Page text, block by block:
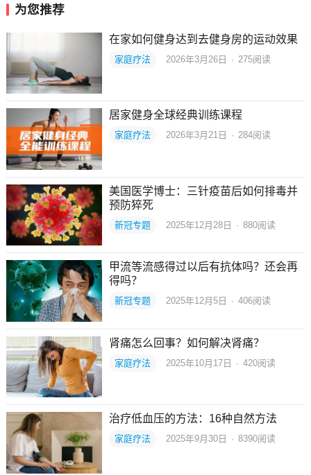
为您推荐
在家如何健身达到去健身房的运动效果
家庭疗法 2026年3月26日 · 275阅读
居家健身全球经典训练课程
家庭疗法 2026年3月21日 · 284阅读
美国医学博士：三针疫苗后如何排毒并
预防猝死
新冠专题 2025年12月28日 · 880阅读
甲流等流感得过以后有抗体吗？还会再
得吗？
新冠专题 2025年12月5日 · 406阅读
肾痛怎么回事？如何解决肾痛？
家庭疗法 2025年10月17日 · 420阅读
治疗低血压的方法：16种自然方法
家庭疗法 2025年9月30日 · 8390阅读